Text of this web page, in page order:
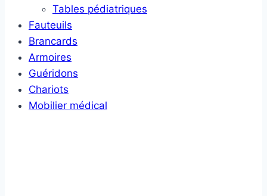
Tables pédiatriques
Fauteuils
Brancards
Armoires
Guéridons
Chariots
Mobilier médical